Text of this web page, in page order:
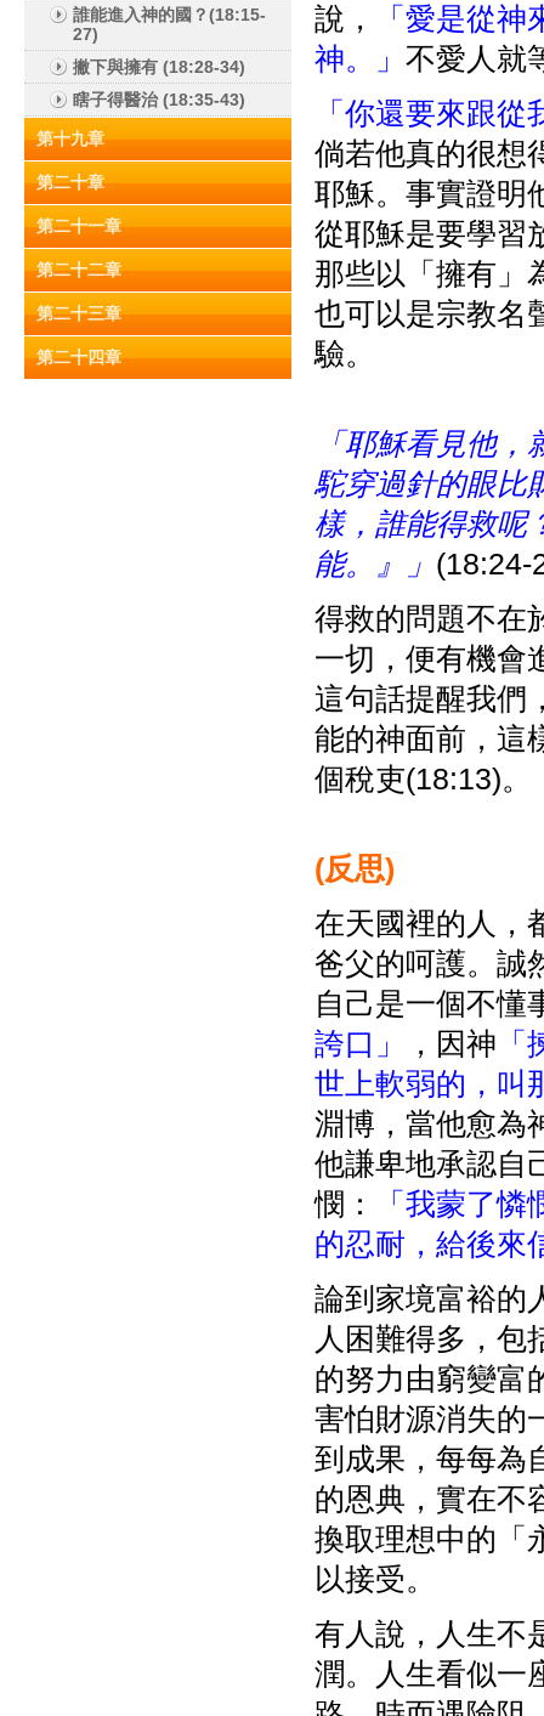
誰能進入神的國？(18:15-
27)
撇下與擁有 (18:28-34)
瞎子得醫治 (18:35-43)
第十九章
第二十章
第二十一章
第二十二章
第二十三章
第二十四章
說，
「愛是從
神。」 不愛人就
「你還要來跟從
倘若他真的很想
耶穌。事實證明
從耶穌是要學習
那些以「擁有」
也可以是宗教名
驗。
「耶穌看見他，
駝穿過針的眼比
樣，誰能得救呢
能。』」 (18:24-
得救的問題不在
一切，便有機會
這句話提醒我們
能的神面前，這
個稅吏(18:13)。
(反思)
在天國裡的人，
爸父的呵護。誠
自己是一個不懂
誇口」
，因神
世上軟弱的，叫
淵博，當他愈為
他謙卑地承認自
憫：
「我蒙了
的忍耐，給後來
論到家境富裕的
人困難得多，包
的努力由窮變富
害怕財源消失的
到成果，每每為
的恩典，實在不
換取理想中的「
以接受。
有人說，人生不
潤。人生看似一